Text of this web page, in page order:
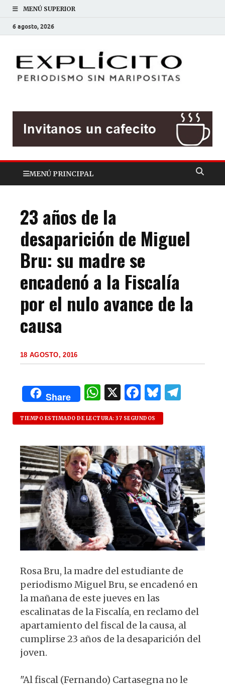
MENÚ SUPERIOR
6 agosto, 2026
MENÚ PRINCIPAL
23 años de la
desaparición de Miguel
Bru: su madre se
encadenó a la Fiscalía
por el nulo avance de la
causa
18 AGOSTO, 2016
Share
W
h
at
s
A
p
p
X F
a
c
e
b
o
o
k
B
lu
es
k
y
g
ra
m
TIEMPO ESTIMADO DE LECTURA: 37 SEGUNDOS
Rosa Bru, la madre del estudiante de
periodismo Miguel Bru, se encadenó en
la mañana de este jueves en las
escalinatas de la Fiscalía, en reclamo del
apartamiento del fiscal de la causa, al
cumplirse 23 años de la desaparición del
joven.
"Al fiscal (Fernando) Cartasegna no le